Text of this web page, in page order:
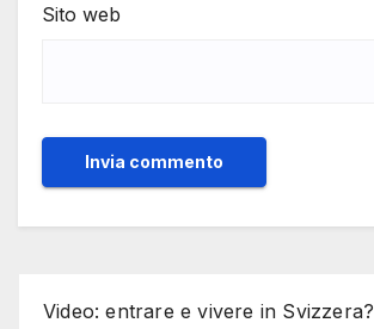
Sito web
Video: entrare e vivere in Svizzera?